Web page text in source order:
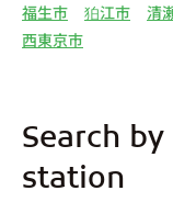
福生市
狛江市 清
西東京市
Search
station